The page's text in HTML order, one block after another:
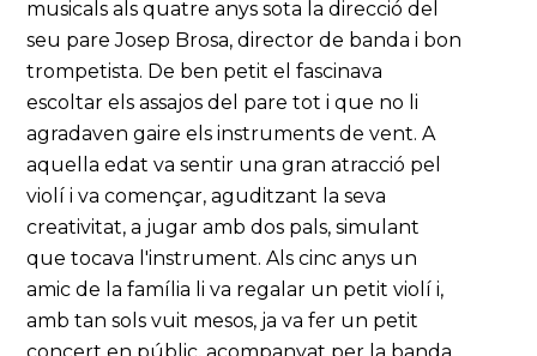
musicals als quatre anys sota la direcció del
seu pare Josep Brosa, director de banda i bon
trompetista. De ben petit el fascinava
escoltar els assajos del pare tot i que no li
agradaven gaire els instruments de vent. A
aquella edat va sentir una gran atracció pel
violí i va començar, aguditzant la seva
creativitat, a jugar amb dos pals, simulant
que tocava l'instrument. Als cinc anys un
amic de la família li va regalar un petit violí i,
amb tan sols vuit mesos, ja va fer un petit